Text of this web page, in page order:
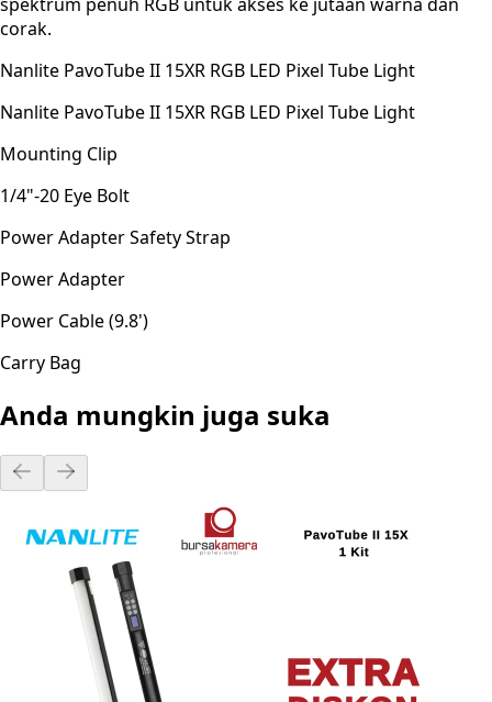
corak.
Nanlite PavoTube II 15XR RGB LED Pixel Tube Light
Nanlite PavoTube II 15XR RGB LED Pixel Tube Light
Mounting Clip
1/4"-20 Eye Bolt
Power Adapter Safety Strap
Power Adapter
Power Cable (9.8')
Carry Bag
Anda mungkin juga suka